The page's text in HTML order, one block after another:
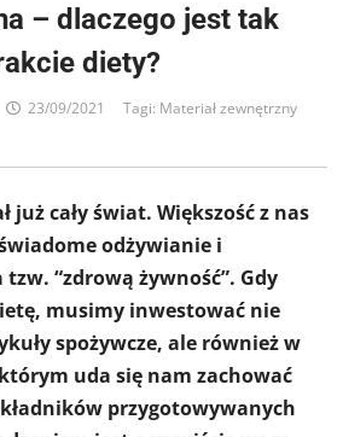
– dlaczego jest tak
diety?
23/09/2021 Tagi: Materiał zewnętrzny
już cały świat. Większość z nas
odżywianie i
“zdrową żywność”. Gdy
musimy inwestować nie
spożywcze, ale również w
uda się nam zachować
przygotowywanych